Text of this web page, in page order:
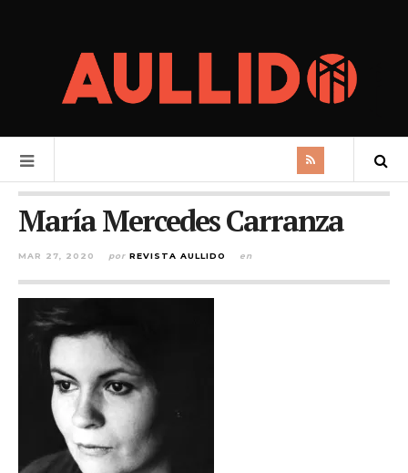
María Mercedes Carranza
MAR 27, 2020 por REVISTA AULLIDO en